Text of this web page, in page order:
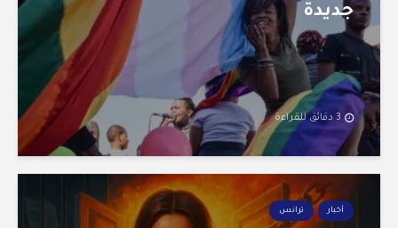
جديدة
3 دقائق للقراءة
أخبار ترانس